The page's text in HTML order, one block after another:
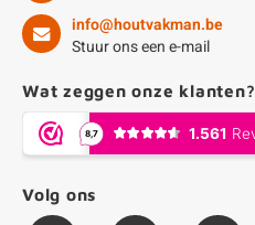
info@houtvakman.be
Stuur ons een e-mail
Wat zeggen onze klanten?
Volg ons